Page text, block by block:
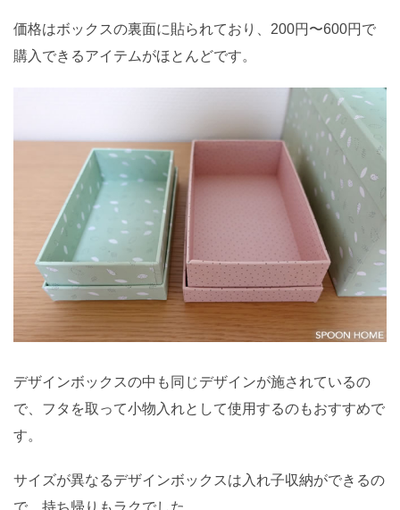
価格はボックスの裏面に貼られており、200円〜600円で
購入できるアイテムがほとんどです。
デザインボックスの中も同じデザインが施されているの
で、フタを取って小物入れとして使用するのもおすすめで
す。
サイズが異なるデザインボックスは入れ子収納ができるの
で、持ち帰りもラクでした。